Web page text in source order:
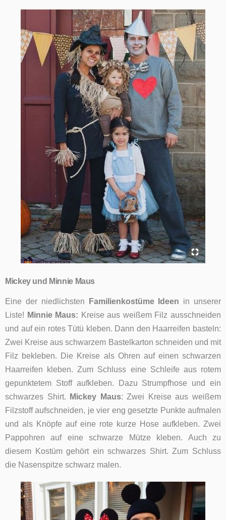
Mickey und Minnie Maus
Eine der niedlichsten Familienkostüme Ideen in unserer
Liste! Minnie Maus: Kreise aus weißem Filz ausschneiden
und auf ein rotes Tütü kleben. Dann den Haarreifen basteln:
Zwei Kreise aus schwarzem Bastelkarton schneiden und mit
Filz bekleben. Die Kreise als Ohren auf einen schwarzen
Haarreifen kleben. Zum Schluss eine Schleife aus rotem
gepunktetem Stoff aufkleben.
Dazu Strumpfhose und ein
schwarzes Shirt. Mickey Maus: Zwei Kreise aus weißem
Filzstoff aufschneiden, je vier eng gesetzte Punkte aufmalen
und als Knöpfe auf eine rote kurze Hose aufkleben. Zwei
Pappohren auf eine schwarze Mütze kleben. Auch zu
diesem Kostüm gehört ein schwarzes Shirt. Zum Schluss
die Nasenspitze schwarz malen.